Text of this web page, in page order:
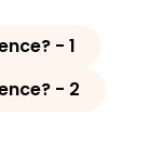
- 1
- 2